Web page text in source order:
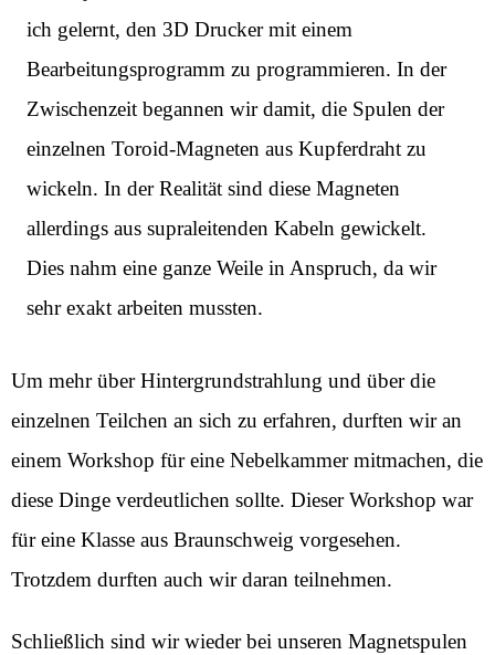
ich gelernt, den 3D Drucker mit einem
Bearbeitungsprogramm zu programmieren. In der
Zwischenzeit begannen wir damit, die Spulen der
einzelnen Toroid-Magneten aus Kupferdraht zu
wickeln. In der Realität sind diese Magneten
allerdings aus supraleitenden Kabeln gewickelt.
Dies nahm eine ganze Weile in Anspruch, da wir
sehr exakt arbeiten mussten.
Um mehr über Hintergrundstrahlung und über die
einzelnen Teilchen an sich zu erfahren, durften wir an
einem Workshop für eine Nebelkammer mitmachen, die
diese Dinge verdeutlichen sollte. Dieser Workshop war
für eine Klasse aus Braunschweig vorgesehen.
Trotzdem durften auch wir daran teilnehmen.
Schließlich sind wir wieder bei unseren Magnetspulen